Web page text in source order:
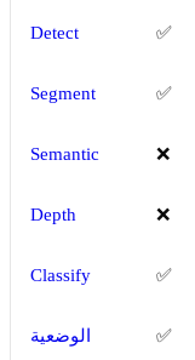
Detect ✅
Segment ✅
Semantic ❌
Depth ❌
Classify ✅
الوضعية ✅